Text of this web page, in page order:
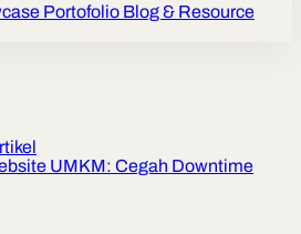
Portofolio Blog & Resource